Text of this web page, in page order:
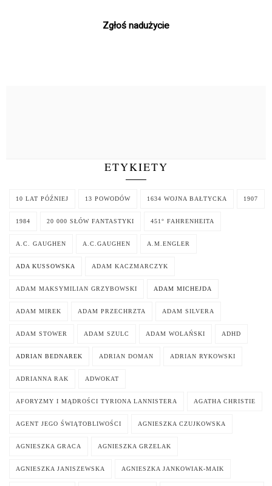
Zgłoś nadużycie
ETYKIETY
10 LAT PÓŹNIEJ 13 POWODÓW 1634 WOJNA BAŁTYCKA 1907
1984 20 000 SŁÓW FANTASTYKI 451° FAHRENHEITA
A.C. GAUGHEN A.C.GAUGHEN A.M.ENGLER
ADA KUSSOWSKA ADAM KACZMARCZYK
ADAM MAKSYMILIAN GRZYBOWSKI ADAM MICHEJDA
ADAM MIREK ADAM PRZECHRZTA ADAM SILVERA
ADAM STOWER ADAM SZULC ADAM WOLAŃSKI ADHD
ADRIAN BEDNAREK ADRIAN DOMAN ADRIAN RYKOWSKI
ADRIANNA RAK ADWOKAT
AFORYZMY I MĄDROŚCI TYRIONA LANNISTERA AGATHA CHRISTIE
AGENT JEGO ŚWIĄTOBLIWOŚCI AGNIESZKA CZUJKOWSKA
AGNIESZKA GRACA AGNIESZKA GRZELAK
AGNIESZKA JANISZEWSKA AGNIESZKA JANKOWIAK-MAIK